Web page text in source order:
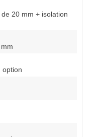
20 mm + isolation
option